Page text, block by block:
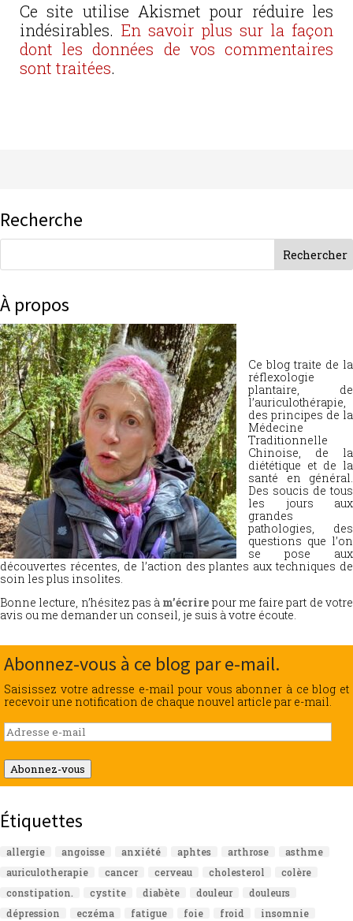
Ce site utilise Akismet pour réduire les
indésirables. En savoir plus sur la façon
dont les données de vos commentaires
sont traitées.
Recherche
À propos
Ce blog traite de la
réflexologie
plantaire, de
l’auriculothérapie,
des principes de la
Médecine
Traditionnelle
Chinoise, de la
diététique et de la
santé en général.
Des soucis de tous
les jours aux
grandes
pathologies, des
questions que l’on
se pose aux
découvertes récentes, de l’action des plantes aux techniques de
soin les plus insolites.
Bonne lecture, n’hésitez pas à m’écrire pour me faire part de votre
avis ou me demander un conseil, je suis à votre écoute.
Abonnez-vous à ce blog par e-mail.
Saisissez votre adresse e-mail pour vous abonner à ce blog et
recevoir une notification de chaque nouvel article par e-mail.
Adresse
e-
mail
Abonnez-vous
Étiquettes
allergie angoisse anxiété aphtes arthrose
asthme
auriculotherapie
cancer cerveau cholesterol
colère
constipation.
cystite diabète douleur
douleurs
dépression
eczéma fatigue foie froid
insomnie